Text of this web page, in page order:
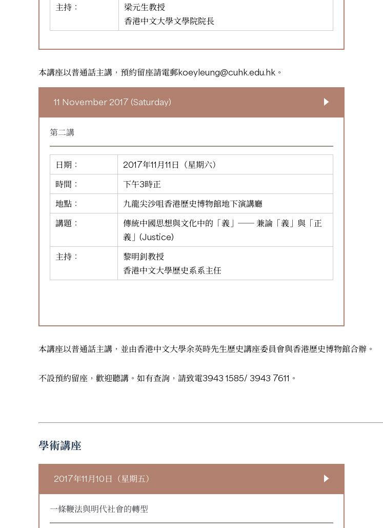
主持：
梁元生教授
香港中文大學文學院院長
本講座以普通話主講，預約留座請電郵koeyleung@cuhk.edu.hk 。
11 November 2017 (Saturday)
第二講
日期：
2017年11月11日（星期六）
時間：
下午3時正
地點：
九龍尖沙咀香港歷史博物館地下演講廳
講題：
傳統中國思想與文化中的「義」── 兼論「義」與「正
義」(Justice)
主持：
黎明釗教授
香港中文大學歷史系系主任
本講座以普通話主講，並由香港中文大學余英時先生歷史講座委員會與香港歷史博物館合辦。
不設預約留座，歡迎聽講。如有查詢，請致電3943 1585/ 3943 7611。
學術講座
2017年11月10日（星期五）
一條鞭法與明代社會的轉型